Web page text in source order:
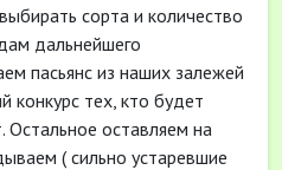
сорта и количество
дальнейшего
пасьянс из наших залежей
конкурс тех, кто будет
Остальное оставляем на
( сильно устаревшие